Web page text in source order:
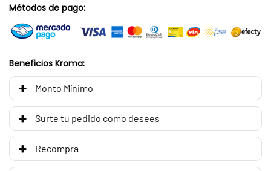
Métodos de pago:
Beneficios Kroma:
Monto Mínimo
Surte tu pedido como desees
Recompra